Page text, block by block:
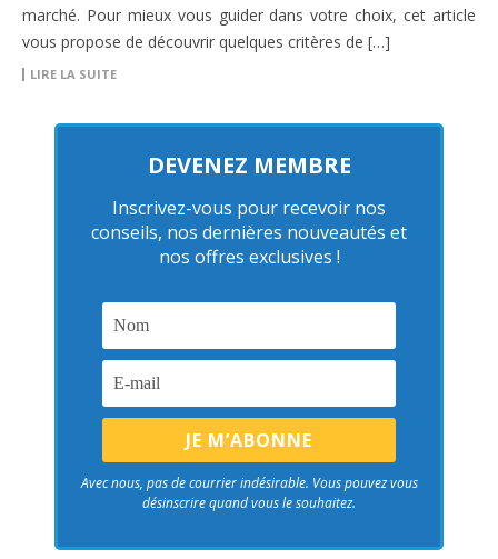
marché. Pour mieux vous guider dans votre choix, cet article
vous propose de découvrir quelques critères de […]
LIRE LA SUITE
DEVENEZ MEMBRE
Inscrivez-vous pour recevoir nos
conseils, nos dernières nouveautés et
nos offres exclusives !
Avec nous, pas de courrier indésirable. Vous pouvez vous
désinscrire quand vous le souhaitez.